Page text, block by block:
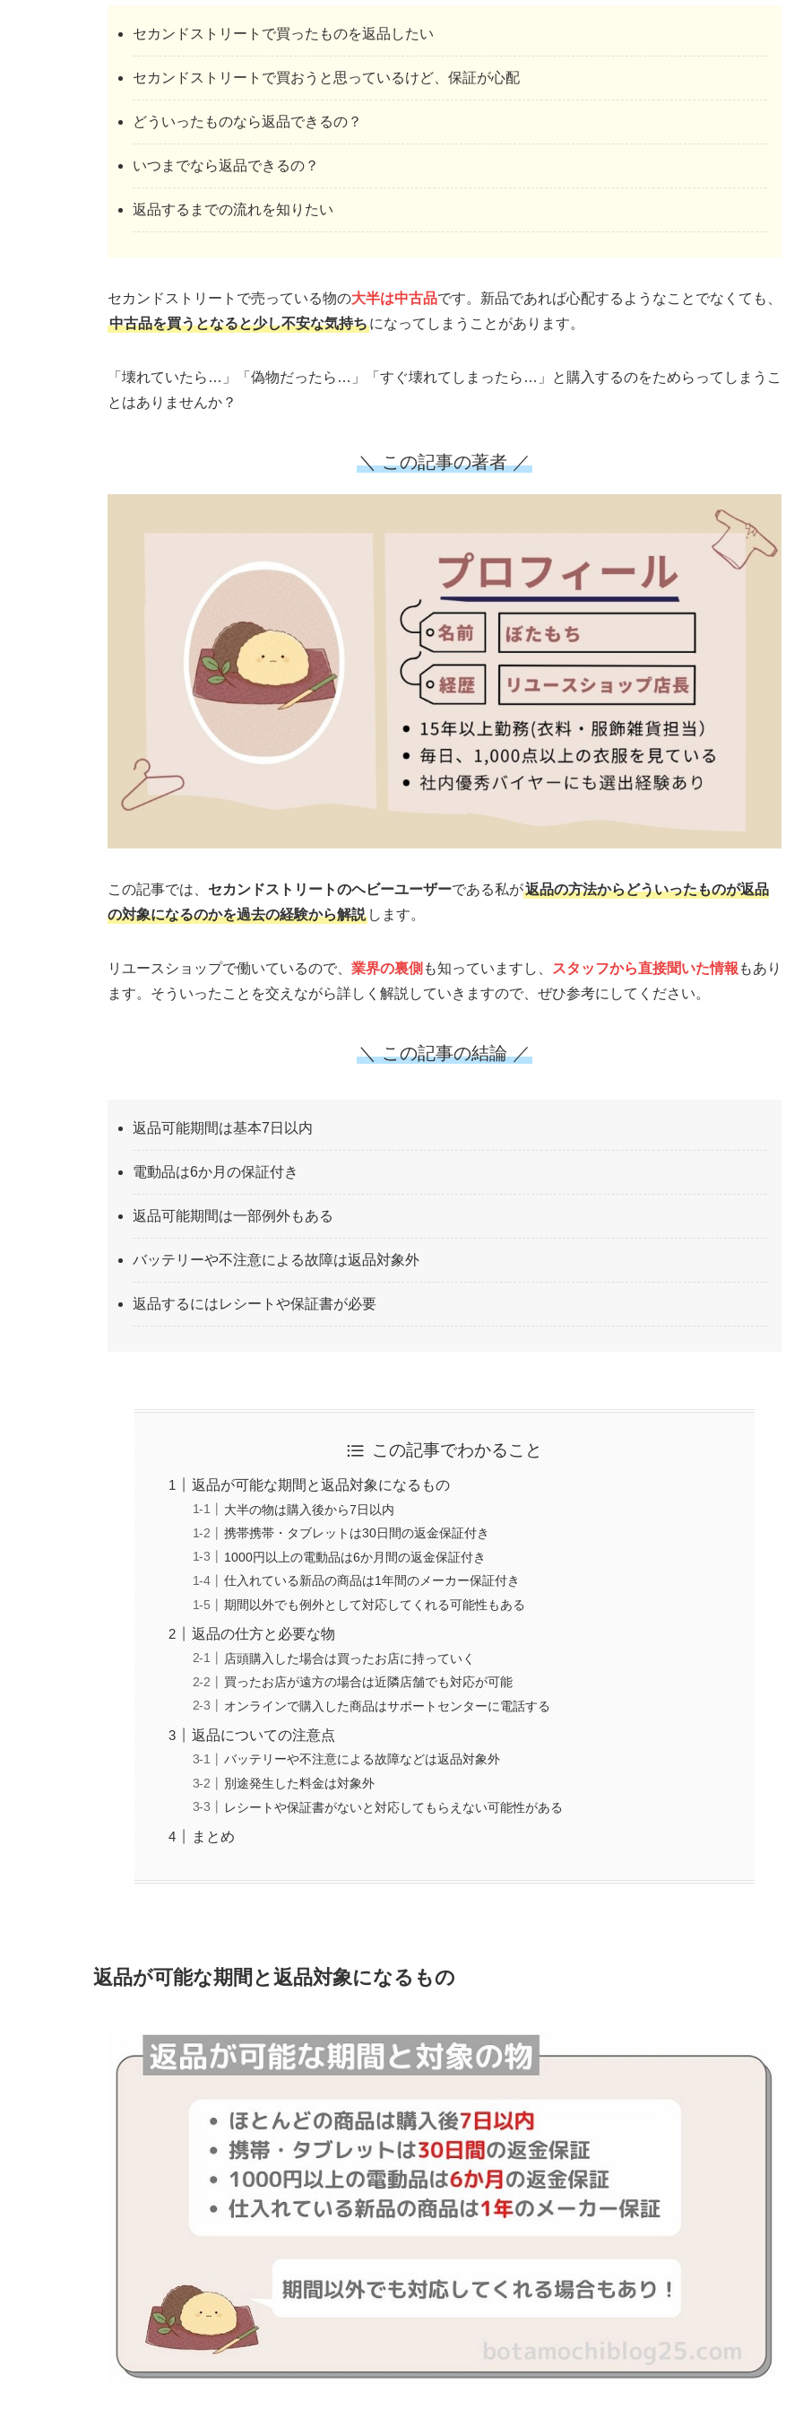
セカンドストリートで買ったものを返品したい
セカンドストリートで買おうと思っているけど、保証が心配
どういったものなら返品できるの？
いつまでなら返品できるの？
返品するまでの流れを知りたい
セカンドストリートで売っている物の大半は中古品です。新品であれば心配するようなことでなくても、
中古品を買うとなると少し不安な気持ちになってしまうことがあります。
「壊れていたら…」「偽物だったら…」「すぐ壊れてしまったら…」と購入するのをためらってしまうこ
とはありませんか？
＼ この記事の著者 ／
この記事では、 セカンドストリートのヘビーユーザーである私が返品の方法からどういったものが返品
の対象になるのかを過去の経験から解説 します。
リユースショップで働いているので、 業界の裏側 も知っていますし、 スタッフから直接聞いた情報 もあり
ます。そういったことを交えながら詳しく解説していきますので、ぜひ参考にしてください。
＼ この記事の結論 ／
返品可能期間は基本7日以内
電動品は6か月の保証付き
返品可能期間は一部例外もある
バッテリーや不注意による故障は返品対象外
返品するにはレシートや保証書が必要
この記事でわかること
返品が可能な期間と返品対象になるもの
大半の物は購入後から7日以内
携帯携帯・タブレットは30日間の返金保証付き
1000円以上の電動品は6か月間の返金保証付き
仕入れている新品の商品は1年間のメーカー保証付き
期間以外でも例外として対応してくれる可能性もある
返品の仕方と必要な物
店頭購入した場合は買ったお店に持っていく
買ったお店が遠方の場合は近隣店舗でも対応が可能
オンラインで購入した商品はサポートセンターに電話する
返品についての注意点
バッテリーや不注意による故障などは返品対象外
別途発生した料金は対象外
レシートや保証書がないと対応してもらえない可能性がある
まとめ
返品が可能な期間と返品対象になるもの